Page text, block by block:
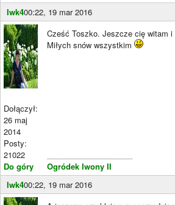
Iwk400:22, 19 mar 2016
Dołączył:
26 maj
2014
Posty:
21022
Do góry
Cześć Toszko. Jeszcze cię witam i
Miłych snów wszystkim
Ogródek Iwony II
Iwk400:22, 19 mar 2016